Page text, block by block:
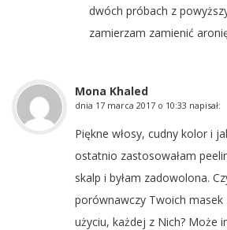
dwóch próbach z
zamierzam zamienić
Mona Khaled
dnia 17 marca 2017 o 10:33 napisał:
Piękne włosy, cudny kolor i
ostatnio zastosowałam
skalp i byłam zadowolona.
porównawczy Twoich masek
użyciu, każdej z Nich? Może